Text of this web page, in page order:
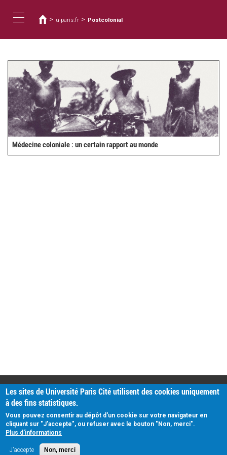
main
navigation
are
here
> u-paris.fr > Postcolonial
Médecine coloniale : un certain rapport au monde
PRATIQUE
Plan d'accès
Intranet
Mentions légales
Données personnelles
Les sites de Université Paris Cité utilisent des cookies uniquement
à des fins statistiques.
Vous pouvez consentir au dépôt d'un cookie sur votre navigateur en
cliquant sur "J'accepte", ou refuser avec le bouton "Non, merci".
Plus d'informations
J'accepte Non, merci